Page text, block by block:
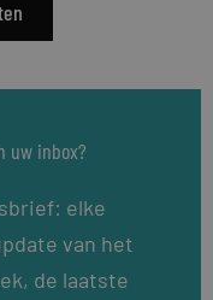
uw inbox?
elke
van het
de laatste